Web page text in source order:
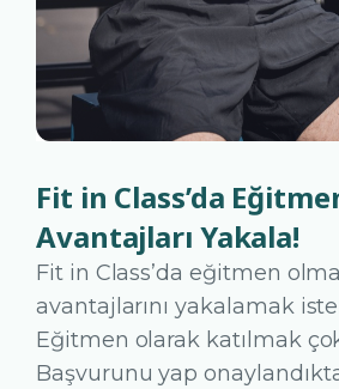
Fit in Class’da
Avantajları Yakala!
Fit in Class’da eğitmen
avantajlarını yakalamak
Eğitmen olarak katılmak
Başvurunu yap